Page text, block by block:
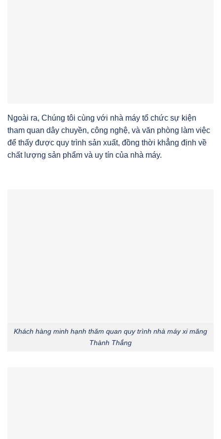
Ngoài ra, Chúng tôi cùng với nhà máy tổ chức sự kiện
tham quan dây chuyền, công nghệ, và văn phòng làm việc
để thấy được quy trình sản xuất, đồng thời khẳng định về
chất lượng sản phẩm và uy tín của nhà máy.
Khách hàng minh hạnh thăm quan quy trình nhà máy xi măng
Thành Thắng